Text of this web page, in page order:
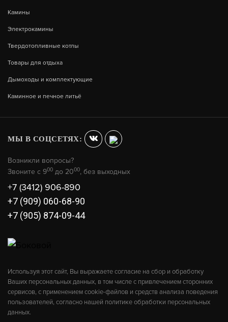
ДРОВЯНОЙ КОТЕЛ FLAMES КОД-63
268 200
ДРОВЯНОЙ КОТЕЛ FLAMES КОД-80
312 080
Камины
Электрокамины
Твердотопливные котлы
Товары для отдыха
Дымоходы и комплектующие
Каминное и печное литьё
МЫ В СОЦСЕТЯХ:
Возникли вопросы?
Звоните с 900 до 2000, без выходных
+7 (3412) 906-890
+7 (909) 060-68-90
+7 (905) 874-09-44
Используя этот сайт, Вы выражаете согласие на сбор и обработку
Ваших персональных данных, в том числе с привлечением сторонних
сервисов, с применением cookie-файлов и средств анализа поведения
пользователей, согласно нашей политике обработки персональных
данных.